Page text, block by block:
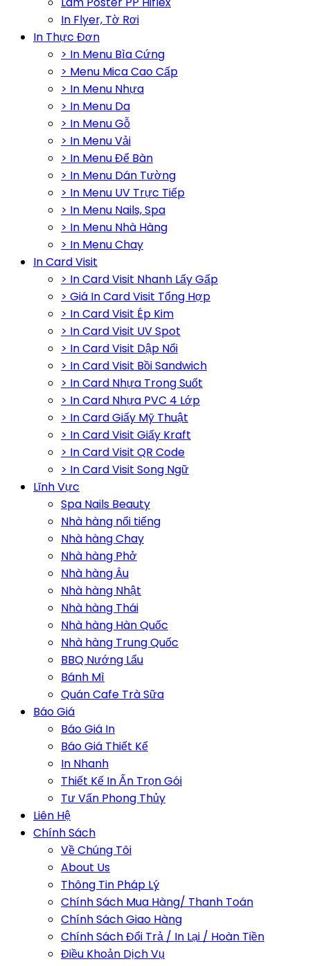
In Flyer, Tờ Rơi
In Thực Đơn
> In Menu Bìa Cứng
> Menu Mica Cao Cấp
> In Menu Nhựa
> In Menu Da
> In Menu Gỗ
> In Menu Vải
> In Menu Để Bàn
> In Menu Dán Tường
> In Menu UV Trực Tiếp
> In Menu Nails, Spa
> In Menu Nhà Hàng
> In Menu Chay
In Card Visit
> In Card Visit Nhanh Lấy Gấp
> Giá In Card Visit Tổng Hợp
> In Card Visit Ép Kim
> In Card Visit UV Spot
> In Card Visit Dập Nổi
> In Card Visit Bồi Sandwich
> In Card Nhựa Trong Suốt
> In Card Nhựa PVC 4 Lớp
> In Card Giấy Mỹ Thuật
> In Card Visit Giấy Kraft
> In Card Visit QR Code
> In Card Visit Song Ngữ
Lĩnh Vực
Spa Nails Beauty
Nhà hàng nổi tiếng
Nhà hàng Chay
Nhà hàng Phở
Nhà hàng Âu
Nhà hàng Nhật
Nhà hàng Thái
Nhà hàng Hàn Quốc
Nhà hàng Trung Quốc
BBQ Nướng Lẩu
Bánh Mì
Quán Cafe Trà Sữa
Báo Giá
Báo Giá In
Báo Giá Thiết Kế
In Nhanh
Thiết Kế In Ấn Trọn Gói
Tư Vấn Phong Thủy
Liên Hệ
Chính Sách
Về Chúng Tôi
About Us
Thông Tin Pháp Lý
Chính Sách Mua Hàng/ Thanh Toán
Chính Sách Giao Hàng
Chính Sách Đổi Trả / In Lại / Hoàn Tiền
Điều Khoản Dịch Vụ